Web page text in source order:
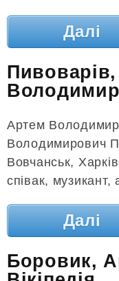
Далі
Артем
Володимирович
Вовчанськ,
співак, музикант,
Далі
Боровик,